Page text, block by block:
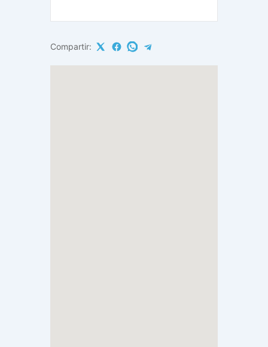
Compartir: